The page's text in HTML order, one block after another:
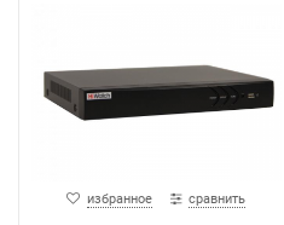
избранное сравнить